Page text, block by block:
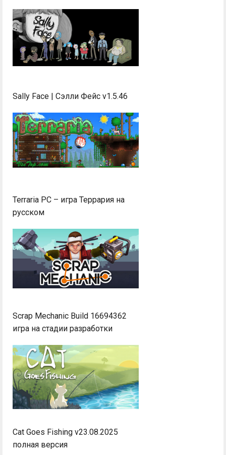
Sally Face | Сэлли Фейс v1.5.46
Terraria PC – игра Террария на
русском
Scrap Mechanic Build 16694362
игра на стадии разработки
Cat Goes Fishing v23.08.2025
полная версия